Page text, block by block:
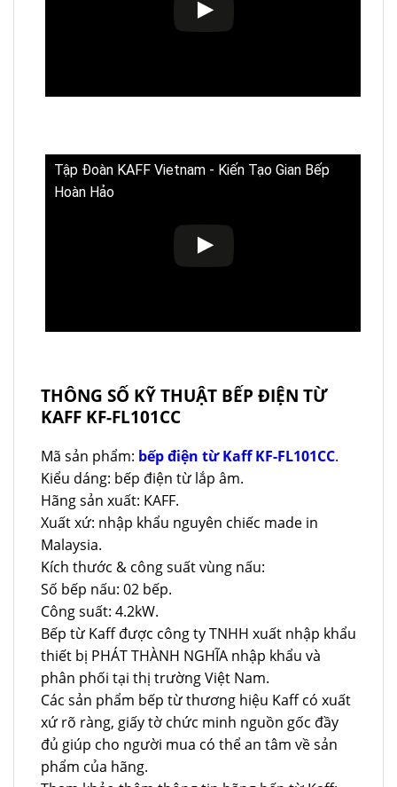
Tập Đoàn KAFF Vietnam - Kiến Tạo Gian Bếp
Hoàn Hảo
THÔNG SỐ KỸ THUẬT BẾP ĐIỆN TỪ
KAFF KF-FL101CC
Mã sản phẩm: bếp điện từ Kaff KF-FL101CC.
Kiểu dáng: bếp điện từ lắp âm.
Hãng sản xuất: KAFF.
Xuất xứ: nhập khẩu nguyên chiếc made in
Malaysia.
Kích thước & công suất vùng nấu:
Số bếp nấu: 02 bếp.
Công suất: 4.2kW.
Bếp từ Kaff được công ty TNHH xuất nhập khẩu
thiết bị PHÁT THÀNH NGHĨA nhập khẩu và
phân phối tại thị trường Việt Nam.
Các sản phẩm bếp từ thương hiệu Kaff có xuất
xứ rõ ràng, giấy tờ chức minh nguồn gốc đầy
đủ giúp cho người mua có thể an tâm về sản
phẩm của hãng.